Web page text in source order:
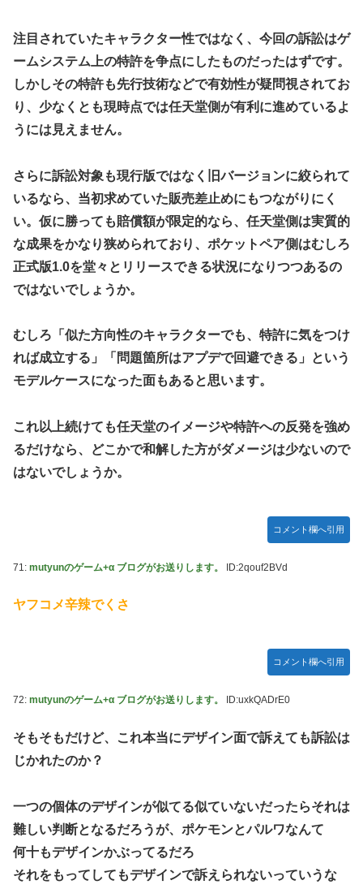
注目されていたキャラクター性ではなく、今回の訴訟はゲ
ームシステム上の特許を争点にしたものだったはずです。
しかしその特許も先行技術などで有効性が疑問視されてお
り、少なくとも現時点では任天堂側が有利に進めているよ
うには見えません。
さらに訴訟対象も現行版ではなく旧バージョンに絞られて
いるなら、当初求めていた販売差止めにもつながりにく
い。仮に勝っても賠償額が限定的なら、任天堂側は実質的
な成果をかなり狭められており、ポケットペア側はむしろ
正式版1.0を堂々とリリースできる状況になりつつあるの
ではないでしょうか。
むしろ「似た方向性のキャラクターでも、特許に気をつけ
れば成立する」「問題箇所はアプデで回避できる」という
モデルケースになった面もあると思います。
これ以上続けても任天堂のイメージや特許への反発を強め
るだけなら、どこかで和解した方がダメージは少ないので
はないでしょうか。
コメント欄へ引用
71: mutyunのゲーム+α ブログがお送りします。 ID:2qouf2BVd
ヤフコメ辛辣でくさ
コメント欄へ引用
72: mutyunのゲーム+α ブログがお送りします。 ID:uxkQADrE0
そもそもだけど、これ本当にデザイン面で訴えても訴訟は
じかれたのか？
一つの個体のデザインが似てる似ていないだったらそれは
難しい判断となるだろうが、ポケモンとパルワなんて
何十もデザインかぶってるだろ
それをもってしてもデザインで訴えられないっていうな